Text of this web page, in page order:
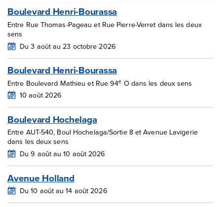
Boulevard Henri-Bourassa
Entre Rue Thomas-Pageau et Rue Pierre-Verret dans les deux
sens
Du 3 août au 23 octobre 2026
Boulevard Henri-Bourassa
Entre Boulevard Mathieu et Rue 94e O dans les deux sens
10 août 2026
Boulevard Hochelaga
Entre AUT-540, Boul Hochelaga/Sortie 8 et Avenue Lavigerie
dans les deux sens
Du 9 août au 10 août 2026
Avenue Holland
Du 10 août au 14 août 2026